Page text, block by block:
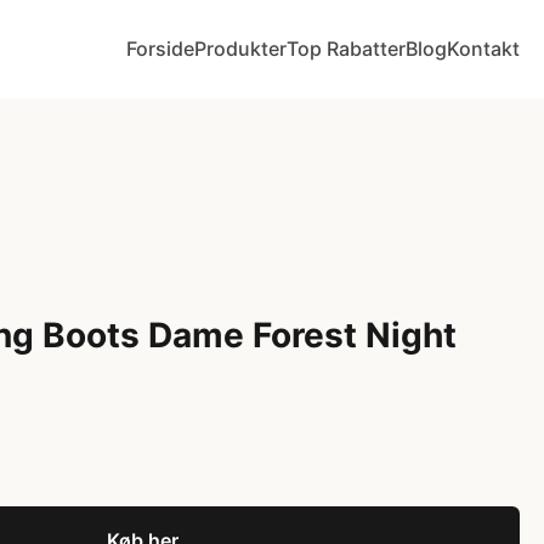
ForsideProdukterTop RabatterBlogKontakt
Boots Dame Forest Night